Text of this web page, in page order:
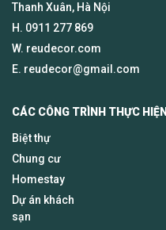
Thanh Xuân, Hà Nội
H. 0911 277 869
W. reudecor.com
E. reudecor@gmail.com
CÁC CÔNG TRÌNH THỰC HIỆN
Biệt thự
Chung cư
Homestay
Dự án khách
sạn